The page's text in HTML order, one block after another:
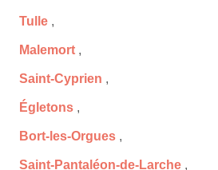
Tulle ,
Malemort ,
Saint-Cyprien ,
Égletons ,
Bort-les-Orgues ,
Saint-Pantaléon-de-Larche ,